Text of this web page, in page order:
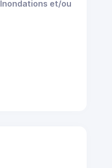
Inondations et/ou